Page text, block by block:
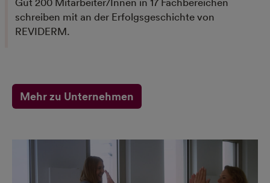
schreiben mit an der Erfolgsgeschichte von
REVIDERM.
Mehr zu Unternehmen
Anbieter
matelso GmbH
Zweck
Lead Management zur optimierung der
Cookie Name
Tag Manager
Anbieter
Google LLC
Cookie Name
_ga,_gid,_gat_gtag
bis zu 2 Jahre